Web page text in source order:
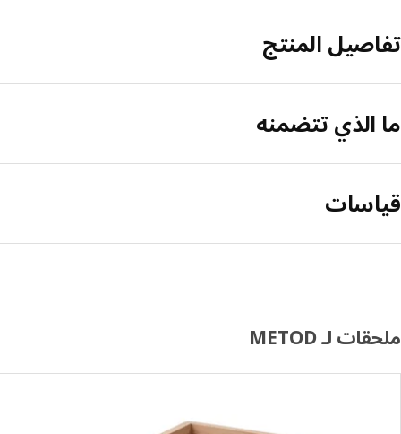
تفاصيل المنتج
ما الذي تتضمنه
قياسات
ملحقات لـ METOD